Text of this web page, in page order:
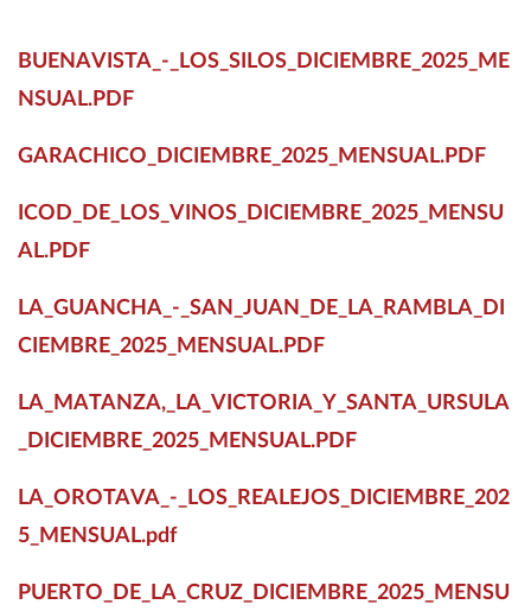
BUENAVISTA_-_LOS_SILOS_DICIEMBRE_2025_ME
NSUAL.PDF
GARACHICO_DICIEMBRE_2025_MENSUAL.PDF
ICOD_DE_LOS_VINOS_DICIEMBRE_2025_MENSU
AL.PDF
LA_GUANCHA_-_SAN_JUAN_DE_LA_RAMBLA_DI
CIEMBRE_2025_MENSUAL.PDF
LA_MATANZA,_LA_VICTORIA_Y_SANTA_URSULA
_DICIEMBRE_2025_MENSUAL.PDF
LA_OROTAVA_-_LOS_REALEJOS_DICIEMBRE_202
5_MENSUAL.pdf
PUERTO_DE_LA_CRUZ_DICIEMBRE_2025_MENSU